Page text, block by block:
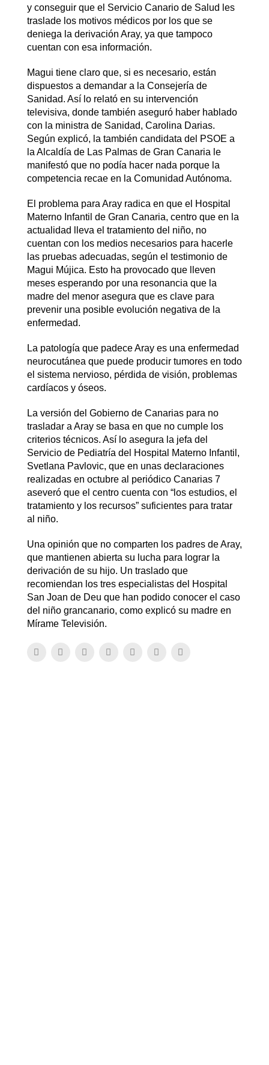
y conseguir que el Servicio Canario de Salud les
traslade los motivos médicos por los que se
deniega la derivación Aray, ya que tampoco
cuentan con esa información.
Magui tiene claro que, si es necesario, están
dispuestos a demandar a la Consejería de
Sanidad. Así lo relató en su intervención
televisiva, donde también aseguró haber hablado
con la ministra de Sanidad, Carolina Darias.
Según explicó, la también candidata del PSOE a
la Alcaldía de Las Palmas de Gran Canaria le
manifestó que no podía hacer nada porque la
competencia recae en la Comunidad Autónoma.
El problema para Aray radica en que el Hospital
Materno Infantil de Gran Canaria, centro que en la
actualidad lleva el tratamiento del niño, no
cuentan con los medios necesarios para hacerle
las pruebas adecuadas, según el testimonio de
Magui Mújica. Esto ha provocado que lleven
meses esperando por una resonancia que la
madre del menor asegura que es clave para
prevenir una posible evolución negativa de la
enfermedad.
La patología que padece Aray es una enfermedad
neurocutánea que puede producir tumores en todo
el sistema nervioso, pérdida de visión, problemas
cardíacos y óseos.
La versión del Gobierno de Canarias para no
trasladar a Aray se basa en que no cumple los
criterios técnicos. Así lo asegura la jefa del
Servicio de Pediatría del Hospital Materno Infantil,
Svetlana Pavlovic, que en unas declaraciones
realizadas en octubre al periódico Canarias 7
aseveró que el centro cuenta con “los estudios, el
tratamiento y los recursos” suficientes para tratar
al niño.
Una opinión que no comparten los padres de Aray,
que mantienen abierta su lucha para lograr la
derivación de su hijo. Un traslado que
recomiendan los tres especialistas del Hospital
San Joan de Deu que han podido conocer el caso
del niño grancanario, como explicó su madre en
Mírame Televisión.